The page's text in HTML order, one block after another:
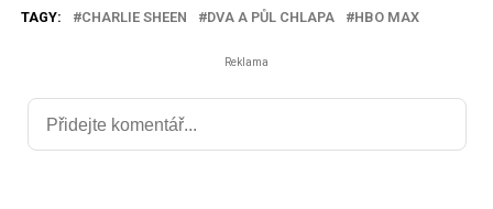
TAGY: CHARLIE SHEEN DVA A PŮL CHLAPA HBO MAX
Reklama